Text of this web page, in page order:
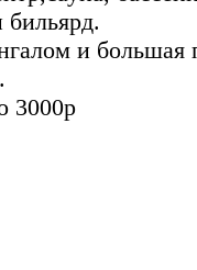
и большая
3000р